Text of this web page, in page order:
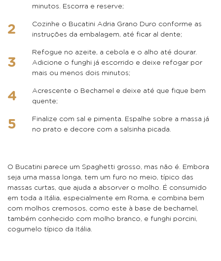
minutos. Escorra e reserve;
Cozinhe o Bucatini Adria Grano Duro conforme as
instruções da embalagem, até ficar al dente;
Refogue no azeite, a cebola e o alho até dourar.
Adicione o funghi já escorrido e deixe refogar por
mais ou menos dois minutos;
Acrescente o Bechamel e deixe até que fique bem
quente;
Finalize com sal e pimenta. Espalhe sobre a massa já
no prato e decore com a salsinha picada.
O Bucatini parece um Spaghetti grosso, mas não é. Embora
seja uma massa longa, tem um furo no meio, típico das
massas curtas, que ajuda a absorver o molho. É consumido
em toda a Itália, especialmente em Roma, e combina bem
com molhos cremosos, como este à base de bechamel,
também conhecido com molho branco, e funghi porcini,
cogumelo típico da Itália.